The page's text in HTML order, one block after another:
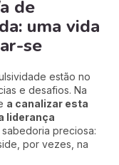
de
uma vida
se
estão no
e desafios. Na
a canalizar esta
liderança
preciosa:
por vezes, na